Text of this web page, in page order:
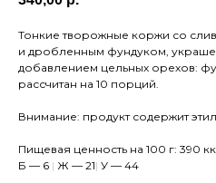
Тонкие творожные коржи со
и дробленным фундуком,
добавлением цельных орехов:
рассчитан на 10 порций.
Внимание: продукт содержит
Пищевая ценность на 100 г: 390
Б — 6 | Ж — 21| У — 44